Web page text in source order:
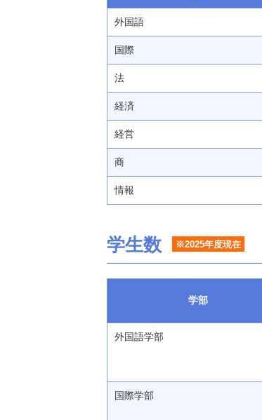
外国語
国際
法
経済
経営
商
情報
学生数 ※2025年度現在
学部
外国語学部
国際学部